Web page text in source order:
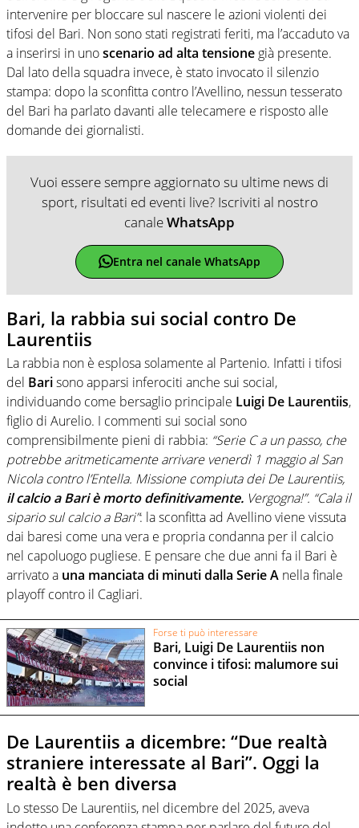
intervenire per bloccare sul nascere le azioni violenti dei
tifosi del Bari. Non sono stati registrati feriti, ma l’accaduto va
a inserirsi in unoscenario ad alta tensione già presente.
Dal lato della squadra invece, è stato invocato il silenzio
stampa: dopo la sconfitta contro l’Avellino, nessun tesserato
del Bari ha parlato davanti alle telecamere e risposto alle
domande dei giornalisti.
Vuoi essere sempre aggiornato su ultime news di
sport, risultati ed eventi live? Iscriviti al nostro
canaleWhatsApp
Entra nel canale WhatsApp
Bari, la rabbia sui social contro De
Laurentiis
La rabbia non è esplosa solamente al Partenio. Infatti i tifosi
del Barisono apparsi inferociti anche sui social,
individuando come bersaglio principale Luigi De Laurentiis,
figlio di Aurelio. I commenti sui social sono
comprensibilmente pieni di rabbia: “Serie C a un passo, che
potrebbe aritmeticamente arrivare venerdì 1 maggio al San
Nicola contro l’Entella. Missione compiuta dei De Laurentiis,
il calcio a Bari è morto definitivamente. Vergogna!”. “Cala il
sipario sul calcio a Bari”: la sconfitta ad Avellino viene vissuta
dai baresi come una vera e propria condanna per il calcio
nel capoluogo pugliese. E pensare che due anni fa il Bari è
arrivato a una manciata di minuti dalla Serie A nella finale
playoff contro il Cagliari.
Forse ti può interessare
Bari, Luigi De Laurentiis non
convince i tifosi: malumore sui
social
De Laurentiis a dicembre: “Due realtà
straniere interessate al Bari”. Oggi la
realtà è ben diversa
Lo stesso De Laurentiis, nel dicembre del 2025, aveva